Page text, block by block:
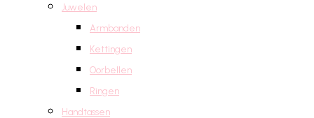
Juwelen
Armbanden
Kettingen
Oorbellen
Ringen
Handtassen